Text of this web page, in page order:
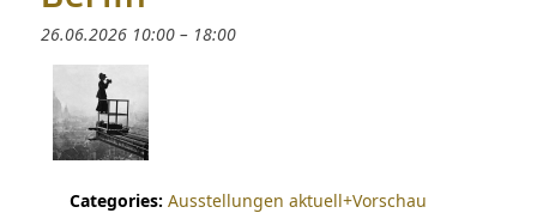
26.06.2026 10:00– 18:00
Categories: Ausstellungen aktuell+Vorschau